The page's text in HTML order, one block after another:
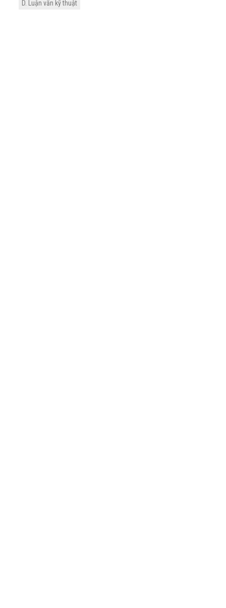
D. Luận văn kỹ thuật